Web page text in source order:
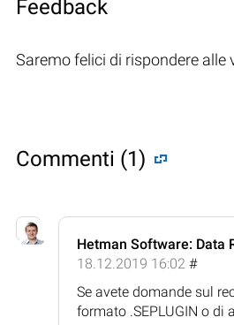
Feedback
Saremo felici di rispondere alle
Commenti (1)
Hetman Software: Data
18.12.2019 16:02 #
Se avete domande sul
formato .SEPLUGIN o di